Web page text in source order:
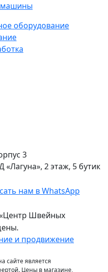
оборудование
3
«Лагуна», 2 этаж, 5 бутик
Швейных
сайте является
Цены в магазине,